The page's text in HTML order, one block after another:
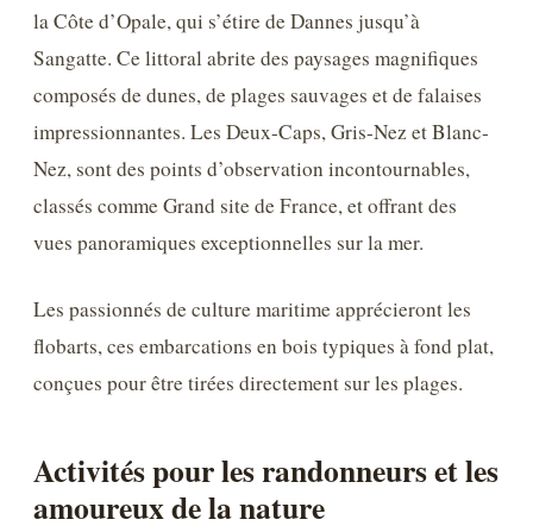
la Côte d’Opale, qui s’étire de Dannes jusqu’à
Sangatte. Ce littoral abrite des paysages magnifiques
composés de dunes, de plages sauvages et de falaises
impressionnantes. Les Deux-Caps, Gris-Nez et Blanc-
Nez, sont des points d’observation incontournables,
classés comme Grand site de France, et offrant des
vues panoramiques exceptionnelles sur la mer.
Les passionnés de culture maritime apprécieront les
flobarts, ces embarcations en bois typiques à fond plat,
conçues pour être tirées directement sur les plages.
Activités pour les randonneurs et les
amoureux de la nature